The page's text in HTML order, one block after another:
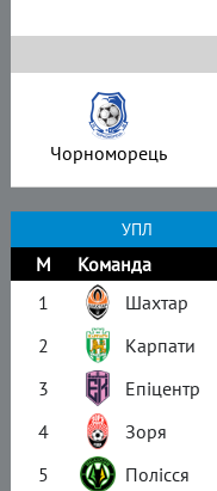
Чорноморець
УПЛ
М Команда
1
Шахтар
2
Карпати
3
Епіцентр
4
Зоря
5
Полісся